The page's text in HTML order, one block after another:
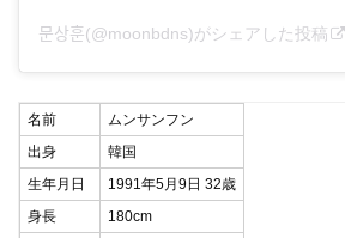
문상훈(@moonbdns)がシェアした投稿
名前
ムンサンフン
出身
韓国
生年月日
1991年5月9日 32歳
身長
180cm